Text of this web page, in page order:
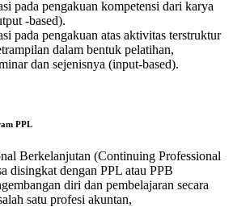
pada pengakuan kompetensi dari karya
-based).
pada pengakuan atas aktivitas terstruktur
dalam bentuk pelatihan,
dan sejenisnya (input-based).
PPL
Berkelanjutan (Continuing Professional
disingkat dengan PPL atau PPB
diri dan pembelajaran secara
satu profesi akuntan,